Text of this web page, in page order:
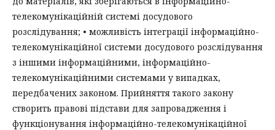
телекомунікаційній системі досудового
розслідування; • можливість інтеграції інформаційно-
телекомунікаційної системи досудового розслідування
з іншими інформаційними, інформаційно-
телекомунікаційними системами у випадках,
передбачених законом. Прийняття такого закону
створить правові підстави для запровадження і
функціонування інформаційно-телекомунікаційної